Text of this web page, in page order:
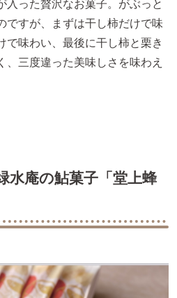
入った贅沢なお菓子。がぶっと
ですが、まずは干し柿だけで味
で味わい、最後に干し柿と栗き
、三度違った美味しさを味わえ
水庵の鮎菓子「堂上蜂